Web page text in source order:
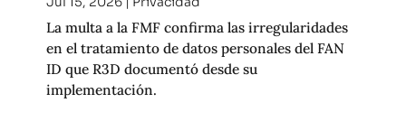
La multa a la FMF confirma las irregularidades
en el tratamiento de datos personales del FAN
ID que R3D documentó desde su
implementación.